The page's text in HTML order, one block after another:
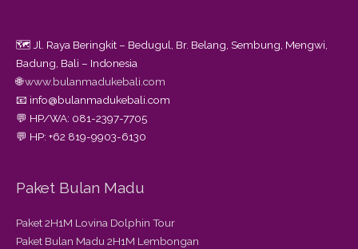
🗺️ Jl. Raya Beringkit – Bedugul, Br. Belang, Sembung, Mengwi,
Badung, Bali – Indonesia
🌐www.bulanmadukebali.com
📧 info@bulanmadukebali.com
💬 HP/WA: 081-2397-7705
💬 HP: +62 819-9903-6130
Paket Bulan Madu
Paket 2H1M Lovina Dolphin Tour
Paket Bulan Madu 2H1M Lembongan